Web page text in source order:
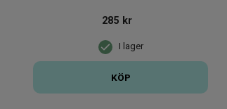
I lager
285 kr
KÖP